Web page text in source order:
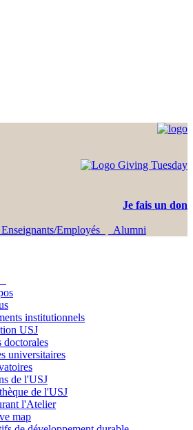
Je fais un don
Enseignants/Employés
Alumni
institutionnels
USJ
doctorales
universitaires
de l'USJ
de l'USJ
l'Atelier
map